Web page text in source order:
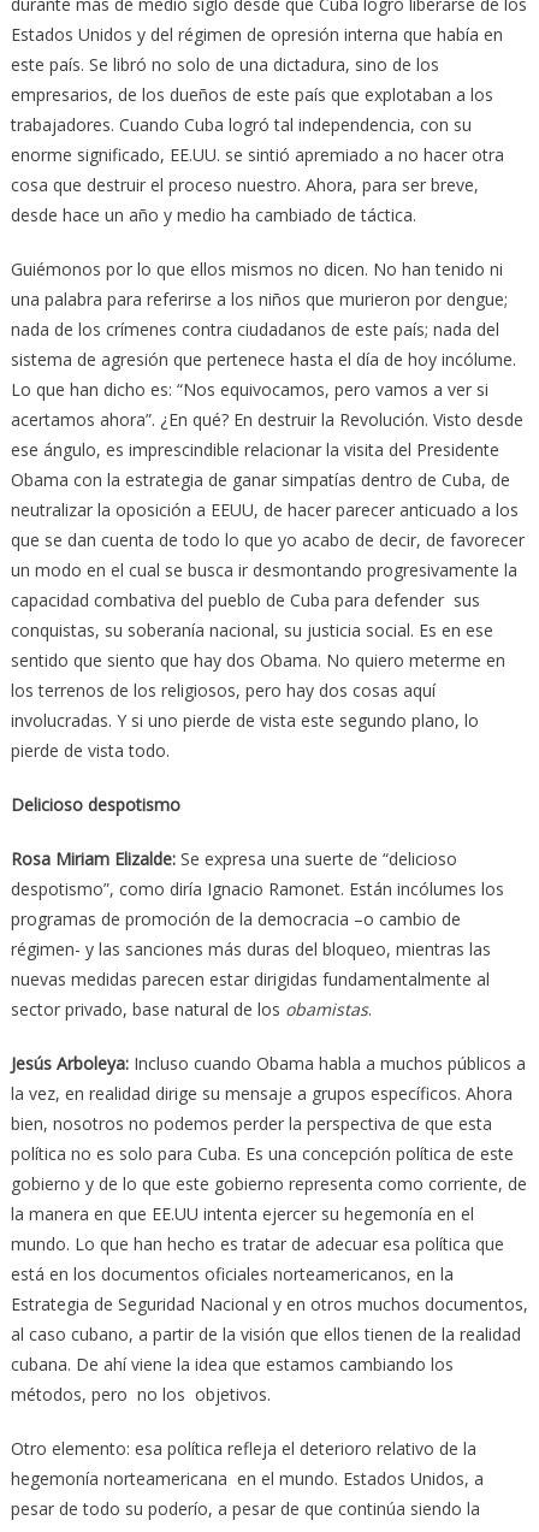
Estados Unidos y del régimen de opresión interna que había en
este país. Se libró no solo de una dictadura, sino de los
empresarios, de los dueños de este país que explotaban a los
trabajadores. Cuando Cuba logró tal independencia, con su
enorme significado, EE.UU. se sintió apremiado a no hacer otra
cosa que destruir el proceso nuestro. Ahora, para ser breve,
desde hace un año y medio ha cambiado de táctica.
Guiémonos por lo que ellos mismos no dicen. No han tenido ni
una palabra para referirse a los niños que murieron por dengue;
nada de los crímenes contra ciudadanos de este país; nada del
sistema de agresión que pertenece hasta el día de hoy incólume.
Lo que han dicho es: “Nos equivocamos, pero vamos a ver si
acertamos ahora”. ¿En qué? En destruir la Revolución. Visto desde
ese ángulo, es imprescindible relacionar la visita del Presidente
Obama con la estrategia de ganar simpatías dentro de Cuba, de
neutralizar la oposición a EEUU, de hacer parecer anticuado a los
que se dan cuenta de todo lo que yo acabo de decir, de favorecer
un modo en el cual se busca ir desmontando progresivamente la
capacidad combativa del pueblo de Cuba para defender sus
conquistas, su soberanía nacional, su justicia social. Es en ese
sentido que siento que hay dos Obama. No quiero meterme en
los terrenos de los religiosos, pero hay dos cosas aquí
involucradas. Y si uno pierde de vista este segundo plano, lo
pierde de vista todo.
Delicioso despotismo
Rosa Miriam Elizalde:Se expresa una suerte de “delicioso
despotismo”, como diría Ignacio Ramonet. Están incólumes los
programas de promoción de la democracia –o cambio de
régimen- y las sanciones más duras del bloqueo, mientras las
nuevas medidas parecen estar dirigidas fundamentalmente al
sector privado, base natural de los obamistas.
Jesús Arboleya:Incluso cuando Obama habla a muchos públicos a
la vez, en realidad dirige su mensaje a grupos específicos. Ahora
bien, nosotros no podemos perder la perspectiva de que esta
política no es solo para Cuba. Es una concepción política de este
gobierno y de lo que este gobierno representa como corriente, de
la manera en que EE.UU intenta ejercer su hegemonía en el
mundo. Lo que han hecho es tratar de adecuar esa política que
está en los documentos oficiales norteamericanos, en la
Estrategia de Seguridad Nacional y en otros muchos documentos,
al caso cubano, a partir de la visión que ellos tienen de la realidad
cubana. De ahí viene la idea que estamos cambiando los
métodos, pero no los objetivos.
Otro elemento: esa política refleja el deterioro relativo de la
hegemonía norteamericana en el mundo. Estados Unidos, a
pesar de todo su poderío, a pesar de que continúa siendo la